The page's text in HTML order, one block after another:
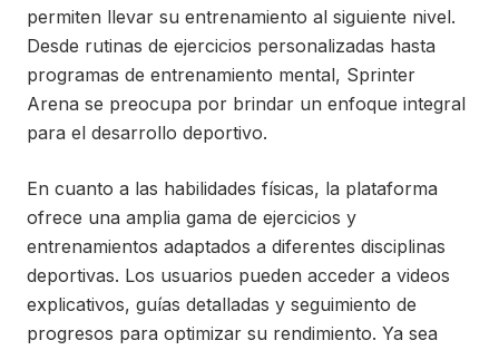
permiten llevar su entrenamiento al siguiente nivel.
Desde rutinas de ejercicios personalizadas hasta
programas de entrenamiento mental, Sprinter
Arena se preocupa por brindar un enfoque integral
para el desarrollo deportivo.
En cuanto a las habilidades físicas, la plataforma
ofrece una amplia gama de ejercicios y
entrenamientos adaptados a diferentes disciplinas
deportivas. Los usuarios pueden acceder a videos
explicativos, guías detalladas y seguimiento de
progresos para optimizar su rendimiento. Ya sea